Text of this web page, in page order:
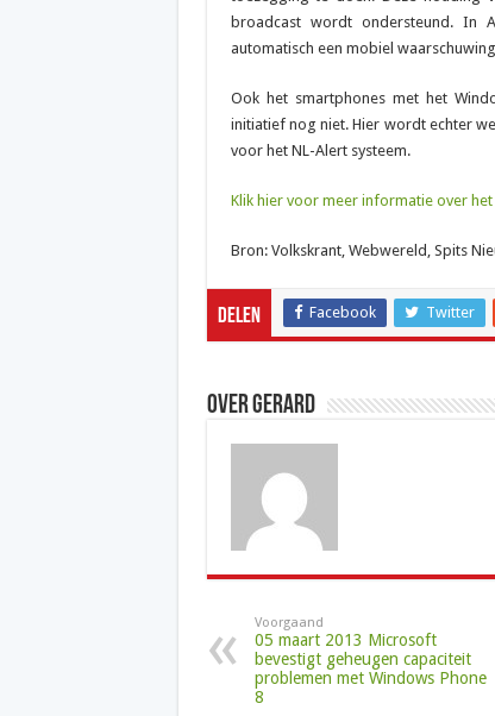
broadcast wordt ondersteund. In
automatisch een mobiel
Ook het smartphones met het
initiatief nog niet. Hier wordt echter
voor het NL-Alert systeem.
Klik hier voor meer informatie over
Bron: Volkskrant, Webwereld, Spits
Delen Facebook Twitter
Over Gerard
Voorgaand
05 maart 2013 Microsoft
bevestigt geheugen capaciteit
problemen met Windows Phone
8